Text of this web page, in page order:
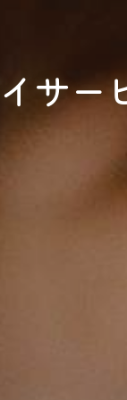
サー